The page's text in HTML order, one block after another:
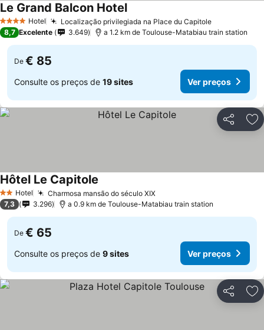
4 EstrelasHotel Localização privilegiada na Place du Capitole
Le Grand Balcon Hotel
8,7 Excelente 3.649 a 1.2 km de Toulouse-Matabiau train station
De € 85
Consulte os preços de 19 sites Ver preços
Partilhar
2 Estrelas
Hotel Charmosa mansão do século XIX
Hôtel Le Capitole
7,3 3.296 a 0.9 km de Toulouse-Matabiau train station
De € 65
Consulte os preços de 9 sites Ver preços
Partilhar